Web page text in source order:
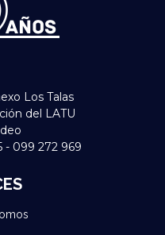
Los Talas
del LATU
- 099 272 969